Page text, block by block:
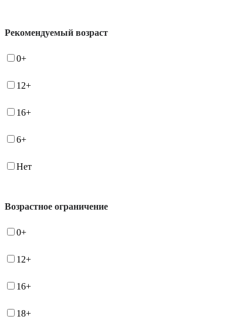
Рекомендуемый возраст
0+
12+
16+
6+
Нет
Возрастное ограничение
0+
12+
16+
18+